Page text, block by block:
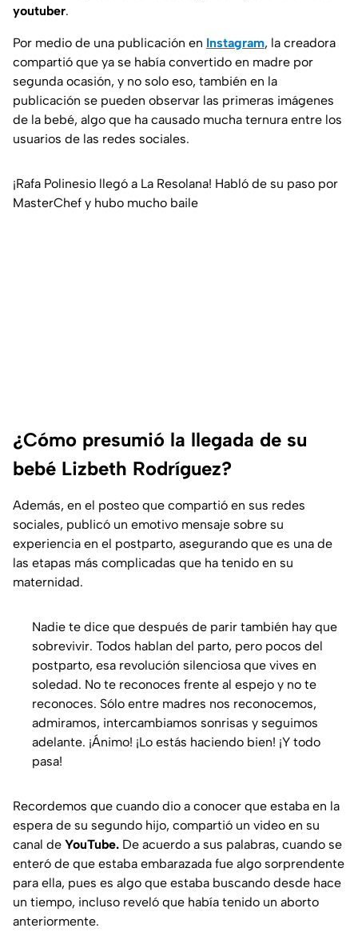
youtuber.
Por medio de una publicación en Instagram, la creadora
compartió que ya se había convertido en madre por
segunda ocasión, y no solo eso, también en la
publicación se pueden observar las primeras imágenes
de la bebé, algo que ha causado mucha ternura entre los
usuarios de las redes sociales.
¡Rafa Polinesio llegó a La Resolana! Habló de su paso por
MasterChef y hubo mucho baile
¿Cómo presumió la llegada de su
bebé Lizbeth Rodríguez?
Además, en el posteo que compartió en sus redes
sociales, publicó un emotivo mensaje sobre su
experiencia en el postparto, asegurando que es una de
las etapas más complicadas que ha tenido en su
maternidad.
Nadie te dice que después de parir también hay que
sobrevivir. Todos hablan del parto, pero pocos del
postparto, esa revolución silenciosa que vives en
soledad. No te reconoces frente al espejo y no te
reconoces. Sólo entre madres nos reconocemos,
admiramos, intercambiamos sonrisas y seguimos
adelante. ¡Ánimo! ¡Lo estás haciendo bien! ¡Y todo
pasa!
Recordemos que cuando dio a conocer que estaba en la
espera de su segundo hijo, compartió un video en su
canal de YouTube. De acuerdo a sus palabras, cuando se
enteró de que estaba embarazada fue algo sorprendente
para ella, pues es algo que estaba buscando desde hace
un tiempo, incluso reveló que había tenido un aborto
anteriormente.